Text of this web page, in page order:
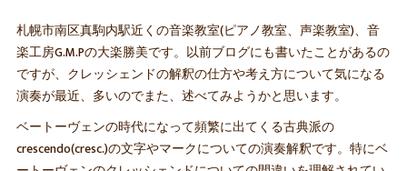
札幌市南区真駒内駅近くの音楽教室(ピアノ教室、声楽教室)、音
楽工房G.M.Pの大楽勝美です。以前ブログにも書いたことがあるの
ですが、クレッシェンドの解釈の仕方や考え方について気になる
演奏が最近、多いのでまた、述べてみようかと思います。
ベートーヴェンの時代になって頻繁に出てくる古典派の
crescendo(cresc.)の文字やマークについての演奏解釈です。特にベ